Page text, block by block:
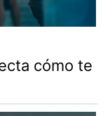
cómo te